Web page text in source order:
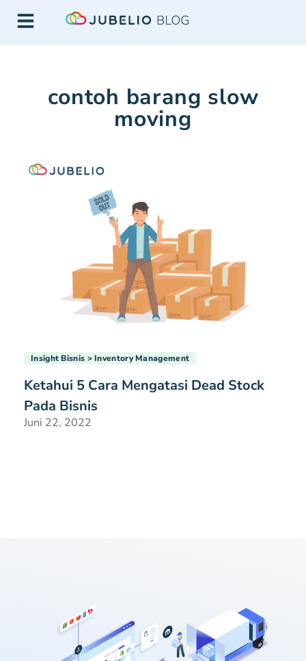
contoh barang slow
moving
Insight Bisnis Inventory Management
Ketahui 5 Cara Mengatasi Dead Stock
Pada Bisnis
Juni 22, 2022